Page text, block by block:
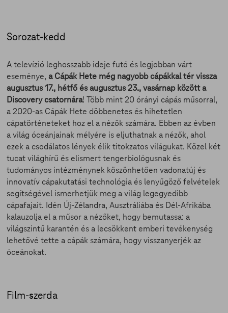
Sorozat-kedd
A televízió leghosszabb ideje futó és legjobban várt
eseménye, a Cápák Hete még nagyobb cápákkal tér vissza
augusztus 17., hétfő és augusztus 23., vasárnap között a
Discovery csatornára! Több mint 20 órányi cápás műsorral,
a 2020-as Cápák Hete döbbenetes és hihetetlen
cápatörténeteket hoz el a nézők számára. Ebben az évben
a világ óceánjainak mélyére is eljuthatnak a nézők, ahol
ezek a csodálatos lények élik titokzatos világukat. Közel két
tucat világhírű és elismert tengerbiológusnak és
tudományos intézménynek köszönhetően vadonatúj és
innovatív cápakutatási technológia és lenyűgöző felvételek
segítségével ismerhetjük meg a világ legegyedibb
cápafajait. Idén Új-Zélandra, Ausztráliába és Dél-Afrikába
kalauzolja el a műsor a nézőket, hogy bemutassa: a
világszintű karantén és a lecsökkent emberi tevékenység
lehetővé tette a cápák számára, hogy visszanyerjék az
óceánokat.
Film-szerda